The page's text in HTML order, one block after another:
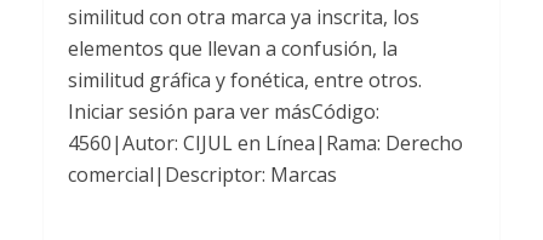
similitud con otra marca ya inscrita, los
elementos que llevan a confusión, la
similitud gráfica y fonética, entre otros.
Iniciar sesión para ver másCódigo:
4560|Autor: CIJUL en Línea|Rama: Derecho
comercial|Descriptor: Marcas